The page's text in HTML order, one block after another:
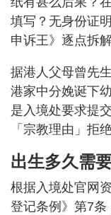
填写？无身份证
申诉王》逐点拆解
据港人父母曾先
港家中分娩诞下
是入境处要求提
「宗教理由」拒
出生多久需
根据入境处官网
登记条例》第7条